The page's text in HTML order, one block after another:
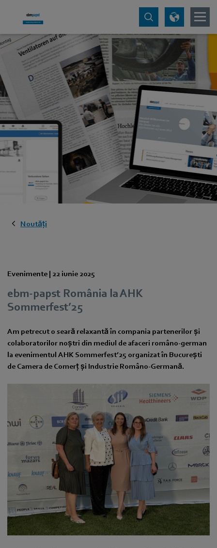
Noutăți
Evenimente | 22 iunie 2025
ebm‑papst România la AHK
Sommerfest’25
Am petrecut o seară relaxantă în compania partenerilor și
colaboratorilor noștri din mediul de afaceri româno-german
la evenimentul AHK Sommerfest’25 organizat în București
de Camera de Comerț și Industrie Româno-Germană.